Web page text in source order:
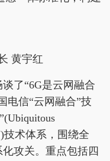
黄宇红
了“6G是云网融合
电信“云网融合”技
技术体系，围绕全
攻关。重点包括四